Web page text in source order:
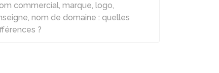
commercial, marque, logo,
nom de domaine : quelles
?